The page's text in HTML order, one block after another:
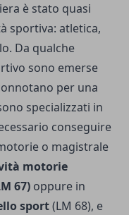
è stato quasi
sportiva: atletica,
Da qualche
sono emerse
per una
specializzati in
conseguire
o magistrale
motorie
67) oppure in
sport(LM 68), e